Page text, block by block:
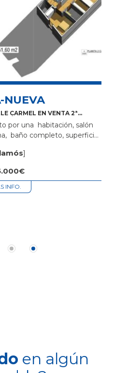
NUEVA
CARMEL EN VENTA 2ª
por una habitación, salón
baño completo, superficie
centro cerca...
]
INFO.
en algún